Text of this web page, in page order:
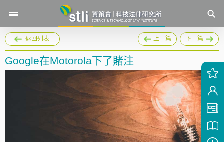
返回列表 上一篇 下一篇
Google在Motorola下了賭注